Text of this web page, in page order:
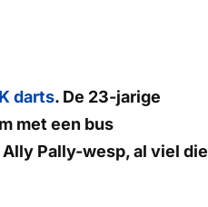
darts. De 23-jarige
met een bus
Pally-wesp, al viel die